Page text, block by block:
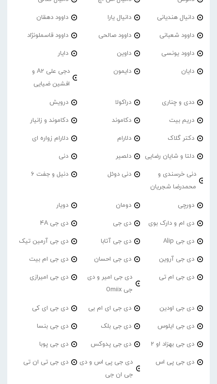
دانیال هندیانی دانیال یارا داوود دهقان
داوود شعبانی داوود صالحی داوود قاسملونژاد
داوود یونسی داوین دایار
دایان دایمون
دجی علی A2 و
افشین ضیایی
ددی و چناری دراکولا درویش
دریم بیت دکاموند دکاموند و زانیار
دکتر گلاک دلارام دلارام زواره ای
دلتا و شایان رضایی دلصیر دنی
دنی خرسندی و
محمدرضا شجریان
دنی دوئل دنیل و جفت 6
دورچی دومان دویار
دی ام و دارک بوی دی جی دی جی 4A
دی جی Alip دی جی آتابا دی جی آرمین تیک
دی جی آروین دی جی احسان دی جی ام بیت
دی جی ام تی
دی جی امیر و دی
جی Omiix
دی جی امیرازی
دی جی اودین دی جی ای ام بی دی جی ای کی
دی جی ایلوس دی جی بلک دی جی بنسا
دی جی بهزاد او 2 دی جی پدوکس دی جی پوبا
دی جی پی اس
دی جی پی اس و دی
جی ان جی
دی جی تی ان تی